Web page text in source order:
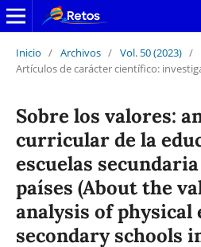
Inicio / Archivos / Vol. 50 (2023) /
Artículos de carácter científico:
Sobre los valores:
curricular de la
escuelas
países (About the
analysis of physical
secondary schools